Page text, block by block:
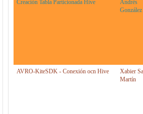
Creación Tabla Particionada Hive
Andrés
González
AVRO-KiteSDK - Conexión ocn Hive
Xabier
Martín